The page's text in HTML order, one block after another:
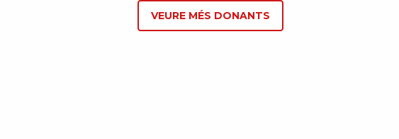
VEURE MÉS DONANTS